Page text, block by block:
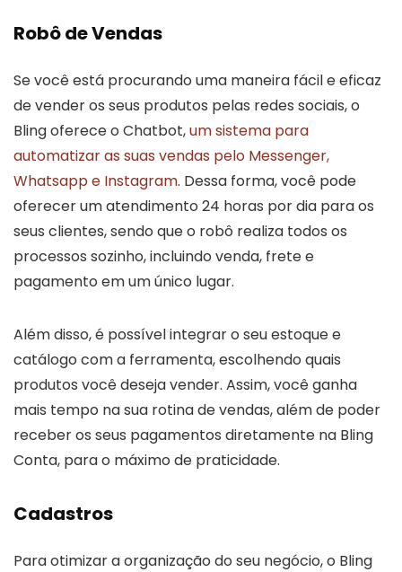
Robô de Vendas
Se você está procurando uma maneira fácil e eficaz
de vender os seus produtos pelas redes sociais, o
Bling oferece o Chatbot,um sistema para
automatizar as suas vendas pelo Messenger,
Whatsapp e Instagram. Dessa forma, você pode
oferecer um atendimento 24 horas por dia para os
seus clientes, sendo que o robô realiza todos os
processos sozinho, incluindo venda, frete e
pagamento em um único lugar.
Além disso, é possível integrar o seu estoque e
catálogo com a ferramenta, escolhendo quais
produtos você deseja vender. Assim, você ganha
mais tempo na sua rotina de vendas, além de poder
receber os seus pagamentos diretamente na Bling
Conta, para o máximo de praticidade.
Cadastros
Para otimizar a organização do seu negócio, o Bling